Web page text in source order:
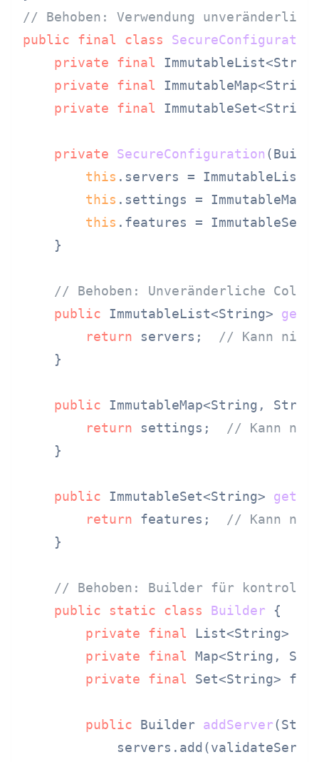
// Behoben: Verwendung
public
final class
private
final
private
final
private
final
private SecureConfiguration
this .servers =
this .settings =
this .features =
    }
// Behoben: Unveränderliche
public ImmutableList<String>
return servers; // Kann
    }
public ImmutableMap<String,
return settings; // Kann
    }
public ImmutableSet<String>
return features; // Kann
    }
// Behoben: Builder für
public
static class Builder {
private
final List<String>
private
final Map<String,
private
final Set<String>
public Builder addServer